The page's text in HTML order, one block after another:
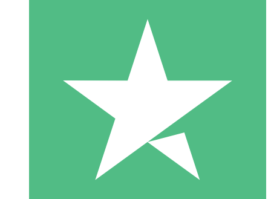
10 Downloaden
20 00